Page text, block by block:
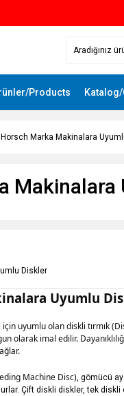
Products
Horsch Marka Makinalara
Makinalara
Uyumlu
uyumlu olan diskli tırmık
olarak imal edilir.
Machine Disc), gömücü
Çift diskli diskler, tek